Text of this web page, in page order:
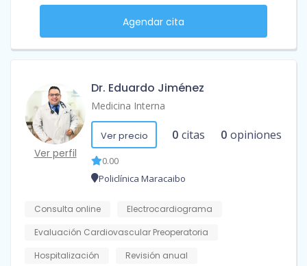
Agendar cita
Ver perfil
Dr. Eduardo Jiménez
Medicina Interna
Ver precio 0 citas 0 opiniones
0.00
Policlínica Maracaibo
Consulta online
Electrocardiograma
Evaluación Cardiovascular Preoperatoria
Hospitalización
Revisión anual